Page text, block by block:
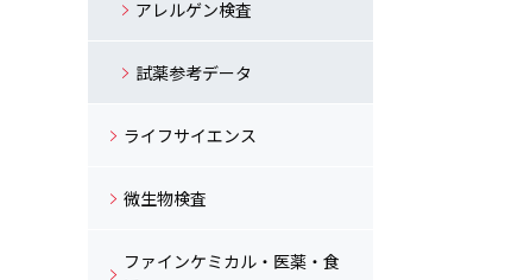
アレルゲン検査
試薬参考データ
ライフサイエンス
微生物検査
ファインケミカル・医薬・食